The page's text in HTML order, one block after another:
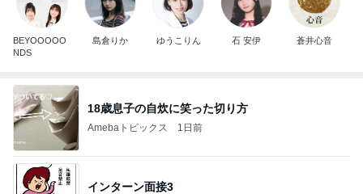
BEYOOOOO
NDS
島倉りか ゆうこりん 石 安伊 蒼井心音
18歳息子の自炊に笑った切り方
Amebaトピックス 1日前
インターン面接3